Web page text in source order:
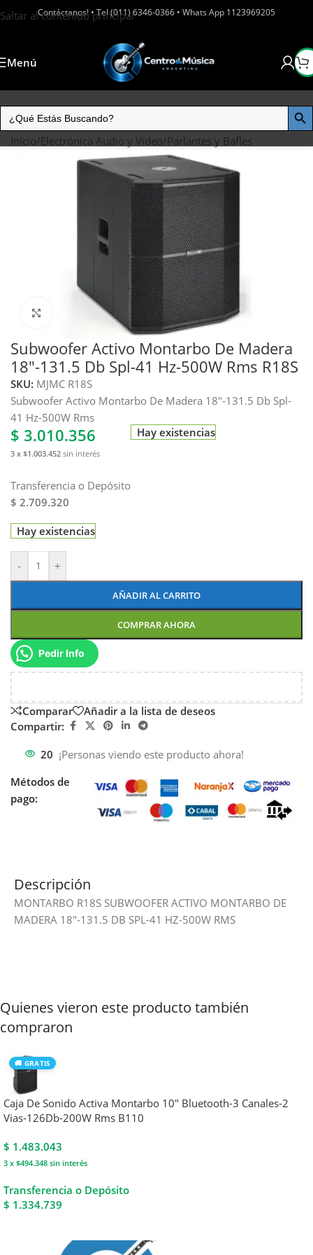
Saltar al contenido principal
Contáctanos! • Tel (011) 6346-0366 • Whats App 1123969205
Menú
Inicio/Electrónica Audio y Video/Parlantes y Bafles
Haga clic para ampliar
Subwoofer Activo Montarbo De Madera
18″-131.5 Db Spl-41 Hz-500W Rms R18S
SKU: MJMC R18S
Subwoofer Activo Montarbo De Madera 18″-131.5 Db Spl-
41 Hz-500W Rms
$ 3.010.356
3 x $1.003.452 sin interés
Transferencia o Depósito
$ 2.709.320
Hay existencias
Hay existencias
- +
AÑADIR AL CARRITO
COMPRAR AHORA
Pedir Info
Comparar
Añadir a la lista de deseos
Compartir:
20 ¡Personas viendo este producto ahora!
Métodos de
pago:
Descripción
MONTARBO R18S SUBWOOFER ACTIVO MONTARBO DE
MADERA 18″-131.5 DB SPL-41 HZ-500W RMS
Quienes vieron este producto también
compraron
🚚 GRATIS
Caja De Sonido Activa Montarbo 10″ Bluetooth-3 Canales-2
Vias-126Db-200W Rms B110
$ 1.483.043
3 x $494.348 sin interés
Transferencia o Depósito
$ 1.334.739